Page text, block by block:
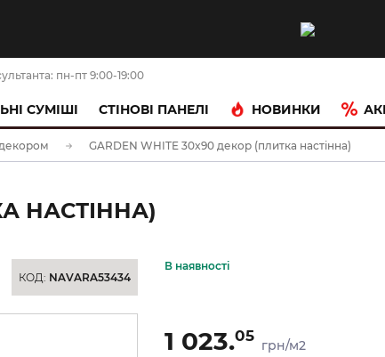
пн-пт 9:00-19:00
СУМІШІ CТІНОВІ ПАНЕЛІ НОВИНКИ
GARDEN WHITE 30x90 декор (плитка настінна)
НАСТІННА)
КОД: NAVARA53434
В наявності
1 023.05
грн/м2